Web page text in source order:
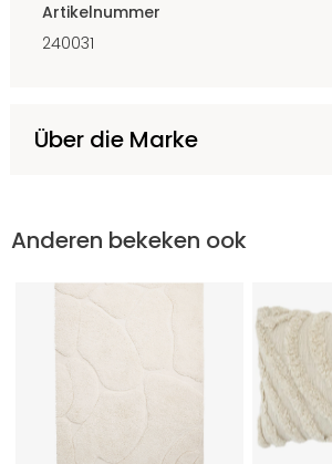
Artikelnummer
240031
Über die Marke
Anderen bekeken ook